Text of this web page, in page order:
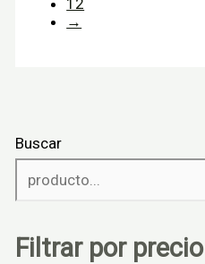
Buscar
Filtrar por precio
12
→